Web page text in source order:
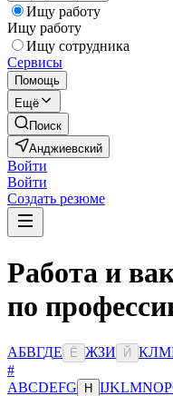
Ищу работу
Ищу работу
Ищу сотрудника
Сервисы
Помощь
Ещё
Поиск
Анджиевский
Войти
Войти
Создать резюме
Работа и
по
АБВГДЕ Ё ЖЗИ Й КЛМ
#
ABCDEFG H IJKLMNOP